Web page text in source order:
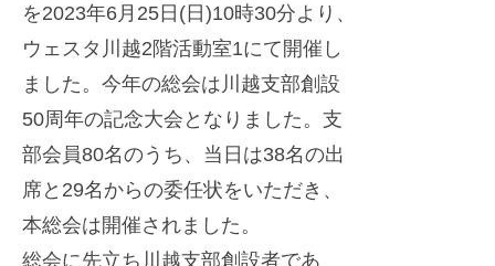
０
周
年
を
迎
え
ま
し
d
v
i
s
e
r
を2023年6月25日(日)10時30分より、
ウェスタ川越2階活動室1にて開催し
ました。今年の総会は川越支部創設
50周年の記念大会となりました。支
部会員80名のうち、当日は38名の出
席と29名からの委任状をいただき、
本総会は開催されました。
総会に先立ち川越支部創設者であ